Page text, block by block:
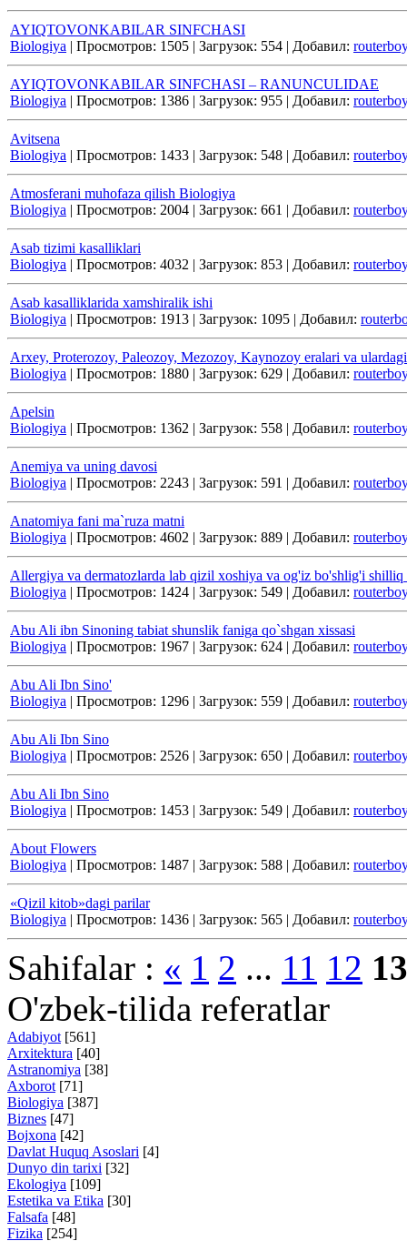
AYIQTOVONKABILAR SINFCHASI
Biologiya | Просмотров: 1505 | Загрузок: 554 | Добавил:
AYIQTOVONKABILAR SINFCHASI – RANUNCULIDAE
Biologiya | Просмотров: 1386 | Загрузок: 955 | Добавил:
Avitsena
Biologiya | Просмотров: 1433 | Загрузок: 548 | Добавил:
Atmosferani muhofaza qilish Biologiya
Biologiya | Просмотров: 2004 | Загрузок: 661 | Добавил:
Asab tizimi kasalliklari
Biologiya | Просмотров: 4032 | Загрузок: 853 | Добавил:
Asab kasalliklarida xamshiralik ishi
Biologiya | Просмотров: 1913 | Загрузок: 1095 | Добавил:
Arxey, Proterozoy, Paleozoy, Mezozoy, Kaynozoy eralari va
Biologiya | Просмотров: 1880 | Загрузок: 629 | Добавил:
Apelsin
Biologiya | Просмотров: 1362 | Загрузок: 558 | Добавил:
Anemiya va uning davosi
Biologiya | Просмотров: 2243 | Загрузок: 591 | Добавил:
Anatomiya fani ma`ruza matni
Biologiya | Просмотров: 4602 | Загрузок: 889 | Добавил:
Allergiya va dermatozlarda lab qizil xoshiya va og'iz bo'shlig'i shilliq
Biologiya | Просмотров: 1424 | Загрузок: 549 | Добавил:
Abu Ali ibn Sinoning tabiat shunslik faniga qo`shgan xissasi
Biologiya | Просмотров: 1967 | Загрузок: 624 | Добавил:
Abu Ali Ibn Sino'
Biologiya | Просмотров: 1296 | Загрузок: 559 | Добавил:
Abu Ali Ibn Sino
Biologiya | Просмотров: 2526 | Загрузок: 650 | Добавил:
Abu Ali Ibn Sino
Biologiya | Просмотров: 1453 | Загрузок: 549 | Добавил:
About Flowers
Biologiya | Просмотров: 1487 | Загрузок: 588 | Добавил:
«Qizil kitob»dagi parilar
Biologiya | Просмотров: 1436 | Загрузок: 565 | Добавил:
Sahifalar : « 1 2 ... 11 12 13
O'zbek-tilida referatlar
Adabiyot [561]
Arxitektura [40]
Astranomiya [38]
Axborot [71]
Biologiya [387]
Biznes [47]
Bojxona [42]
Davlat Huquq Asoslari [4]
Dunyo din tarixi [32]
Ekologiya [109]
Estetika va Etika [30]
Falsafa [48]
Fizika [254]